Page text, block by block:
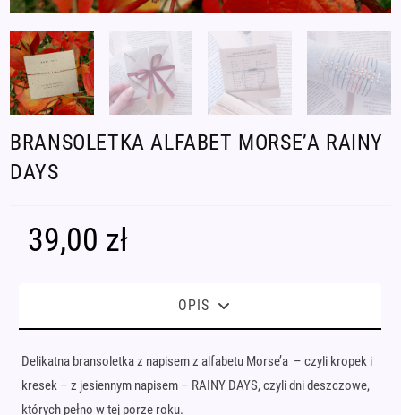
BRANSOLETKA ALFABET MORSE’A RAINY
DAYS
39,00 zł
OPIS
Delikatna bransoletka z napisem z alfabetu Morse’a – czyli kropek i
kresek – z jesiennym napisem – RAINY DAYS, czyli dni deszczowe,
których pełno w tej porze roku.